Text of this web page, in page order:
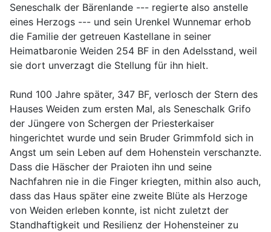
Seneschalk der Bärenlande --- regierte also anstelle
eines Herzogs --- und sein Urenkel Wunnemar erhob
die Familie der getreuen Kastellane in seiner
Heimatbaronie Weiden 254 BF in den Adelsstand, weil
sie dort unverzagt die Stellung für ihn hielt.
Rund 100 Jahre später, 347 BF, verlosch der Stern des
Hauses Weiden zum ersten Mal, als Seneschalk Grifo
der Jüngere von Schergen der Priesterkaiser
hingerichtet wurde und sein Bruder Grimmfold sich in
Angst um sein Leben auf dem Hohenstein verschanzte.
Dass die Häscher der Praioten ihn und seine
Nachfahren nie in die Finger kriegten, mithin also auch,
dass das Haus später eine zweite Blüte als Herzoge
von Weiden erleben konnte, ist nicht zuletzt der
Standhaftigkeit und Resilienz der Hohensteiner zu